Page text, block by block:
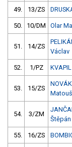
49. 13/ZS
50. 10/DM Olar
51. 14/ZS
Václav
52. 1/PZ
53. 15/ZS
NOVÁK
Matouš
54. 3/ZM
Štěpán
55. 16/ZS